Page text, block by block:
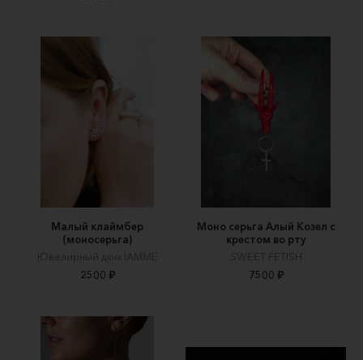
Малый клаймбер
(моносерьга)
Ювелирный дом IAMME
2500 ₽
Моно серьга Алый Козел с
крестом во рту
SWEET FETISH
7500 ₽